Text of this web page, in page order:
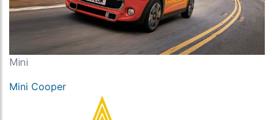
Mini
Mini Cooper